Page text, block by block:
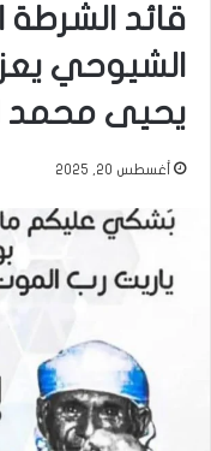
قائد الشرطة
الشيوحي
يحيى محمد
أغسطس 20, 2025